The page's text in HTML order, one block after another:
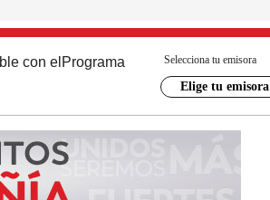
con el Programa Selecciona tu emisora
Elige tu emisora